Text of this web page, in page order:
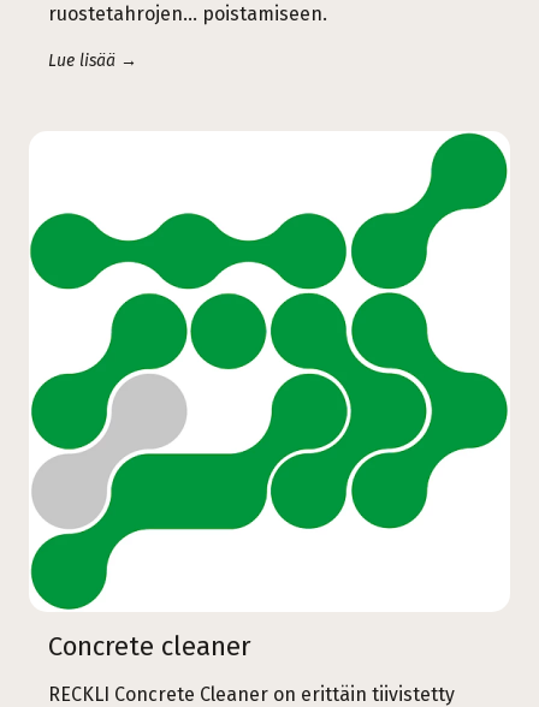
ruostetahrojen… poistamiseen.
Lue lisää →
Concrete cleaner
RECKLI Concrete Cleaner on erittäin tiivistetty